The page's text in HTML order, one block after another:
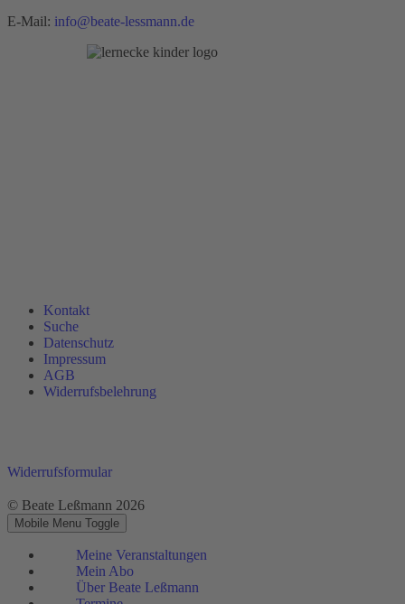
E-Mail: info@beate-lessmann.de
Kontakt
Suche
Datenschutz
Impressum
AGB
Widerrufsbelehrung
Widerrufsformular
© Beate Leßmann 2026
Mobile Menu Toggle
Meine Veranstaltungen
Mein Abo
Über Beate Leßmann